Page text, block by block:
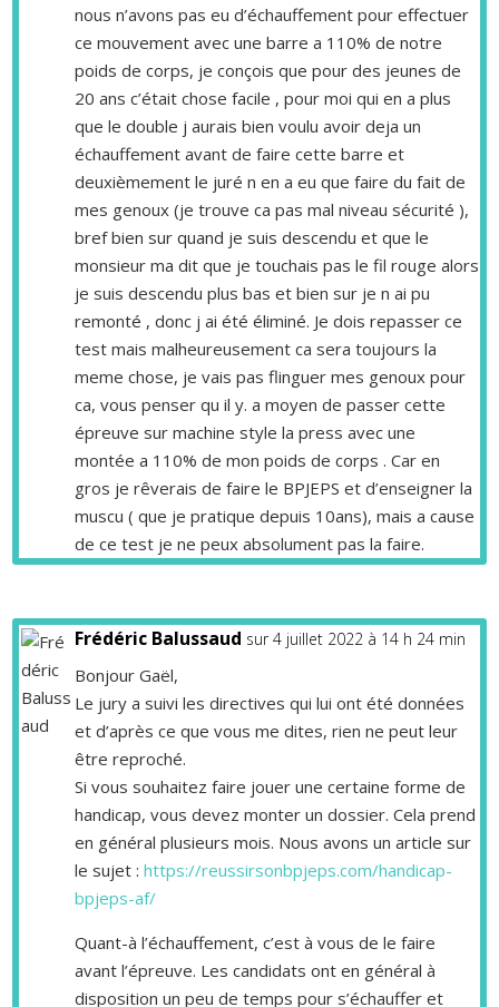
nous n’avons pas eu d’échauffement pour effectuer
ce mouvement avec une barre a 110% de notre
poids de corps, je conçois que pour des jeunes de
20 ans c’était chose facile , pour moi qui en a plus
que le double j aurais bien voulu avoir deja un
échauffement avant de faire cette barre et
deuxièmement le juré n en a eu que faire du fait de
mes genoux (je trouve ca pas mal niveau sécurité ),
bref bien sur quand je suis descendu et que le
monsieur ma dit que je touchais pas le fil rouge alors
je suis descendu plus bas et bien sur je n ai pu
remonté , donc j ai été éliminé. Je dois repasser ce
test mais malheureusement ca sera toujours la
meme chose, je vais pas flinguer mes genoux pour
ca, vous penser qu il y. a moyen de passer cette
épreuve sur machine style la press avec une
montée a 110% de mon poids de corps . Car en
gros je rêverais de faire le BPJEPS et d’enseigner la
muscu ( que je pratique depuis 10ans), mais a cause
de ce test je ne peux absolument pas la faire.
Frédéric Balussaud sur 4 juillet 2022 à 14 h 24 min
Bonjour Gaël,
Le jury a suivi les directives qui lui ont été données
et d’après ce que vous me dites, rien ne peut leur
être reproché.
Si vous souhaitez faire jouer une certaine forme de
handicap, vous devez monter un dossier. Cela prend
en général plusieurs mois. Nous avons un article sur
le sujet :https://reussirsonbpjeps.com/handicap-
bpjeps-af/
Quant-à l’échauffement, c’est à vous de le faire
avant l’épreuve. Les candidats ont en général à
disposition un peu de temps pour s’échauffer et